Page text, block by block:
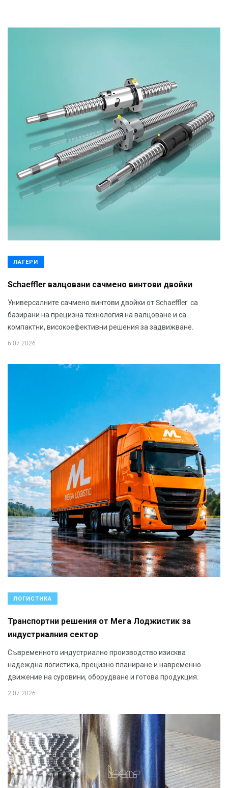
ЛАГЕРИ
Schaeffler валцовани сачмено винтови двойки
Универсалните сачмено винтови двойки от Schaeffler са
базирани на прецизна технология на валцоване и са
компактни, високоефективни решения за задвижване.
6.07.2026
ЛОГИСТИКА
Транспортни решения от Мега Лоджистик за
индустриалния сектор
Съвременното индустриално производство изисква
надеждна логистика, прецизно планиране и навременно
движение на суровини, оборудване и готова продукция.
2.07.2026